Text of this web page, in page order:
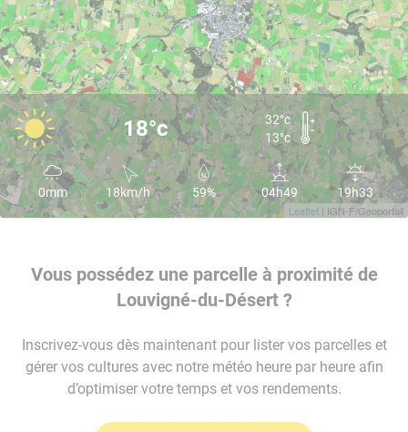
Leaflet | IGN-F/Geoportail
18°c
32°c
13°c
0mm 18km/h 59% 04h49 19h33
Vous possédez une parcelle à proximité de
Louvigné-du-Désert ?
Inscrivez-vous dès maintenant pour lister vos parcelles et
gérer vos cultures avec notre météo heure par heure afin
d’optimiser votre temps et vos rendements.